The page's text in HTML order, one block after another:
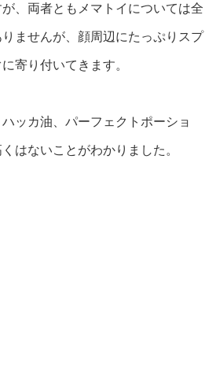
、両者ともメマトイについては全
ませんが、顔周辺にたっぷりスプ
寄り付いてきます。
ッカ油、パーフェクトポーショ
はないことがわかりました。